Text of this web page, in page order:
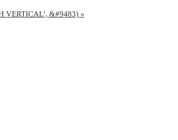
VERTICAL', &#9483) »